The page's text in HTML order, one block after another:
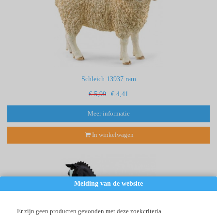
Melding van de website
Er zijn geen producten gevonden met deze zoekcriteria.
Schleich 13937 ram
€ 5,99 € 4,41
Meer informatie
In winkelwagen